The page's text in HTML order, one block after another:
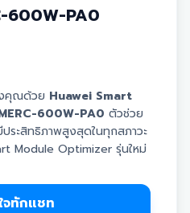
600W-PA0
คุณด้วย Huawei Smart
600W-PA0 ตัวช่วย
ระสิทธิภาพสูงสุดในทุกสภาวะ
Module Optimizer รุ่นใหม่
รับกระแสไฟฟ้า (Isc) ได้สูงสุด
จทักแชท